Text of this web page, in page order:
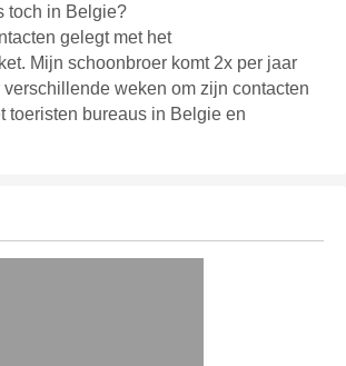
toch in Belgie?
gelegt met het
Mijn schoonbroer komt 2x per jaar
weken om zijn contacten
toeristen bureaus in Belgie en